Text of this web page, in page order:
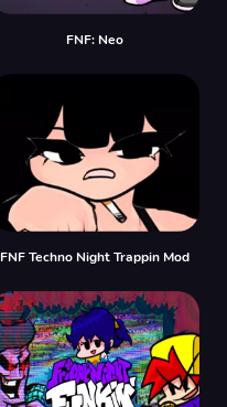
FNF: Neo
FNF Techno Night Trappin Mod